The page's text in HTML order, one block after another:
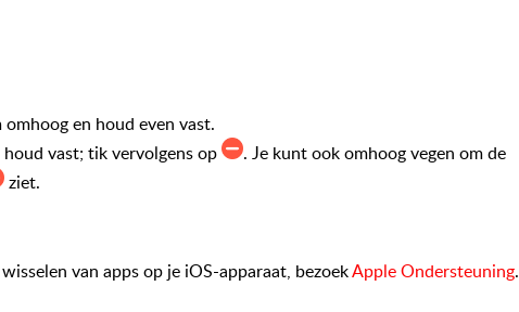
en houd even vast.
vast; tik vervolgens op
. Je kunt ook omhoog vegen om de
ziet.
van apps op je iOS-apparaat, bezoekApple Ondersteuning.